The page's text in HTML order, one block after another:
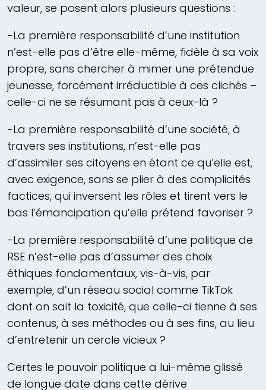
valeur, se posent alors plusieurs questions :
-La première responsabilité d’une institution
n’est-elle pas d’être elle-même, fidèle à sa voix
propre, sans chercher à mimer une prétendue
jeunesse, forcément irréductible à ces clichés –
celle-ci ne se résumant pas à ceux-là ?
-La première responsabilité d’une société, à
travers ses institutions, n’est-elle pas
d’assimiler ses citoyens en étant ce qu’elle est,
avec exigence, sans se plier à des complicités
factices, qui inversent les rôles et tirent vers le
bas l’émancipation qu’elle prétend favoriser ?
-La première responsabilité d’une politique de
RSE n’est-elle pas d’assumer des choix
éthiques fondamentaux, vis-à-vis, par
exemple, d’un réseau social comme TikTok
dont on sait la toxicité, que celle-ci tienne à ses
contenus, à ses méthodes ou à ses fins, au lieu
d’entretenir un cercle vicieux ?
Certes le pouvoir politique a lui-même glissé
de longue date dans cette dérive